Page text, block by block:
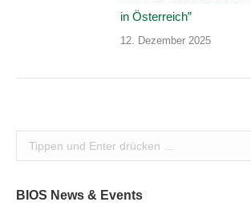
in Österreich”
12. Dezember 2025
Search:
BIOS News & Events